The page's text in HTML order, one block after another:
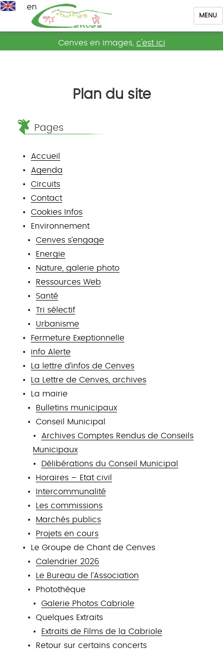
en
Cenves
MENU
Cenves en images, c'est ici
Plan du site
Pages
Accueil
Agenda
Circuits
Contact
Cookies Infos
Environnement
Cenves s’engage
Energie
Nature, galerie photo
Ressources Web
Santé
Tri sélectif
Urbanisme
Fermeture Exeptionnelle
info Alerte
La lettre d’infos de Cenves
La Lettre de Cenves, archives
La mairie
Bulletins municipaux
Conseil Municipal
Archives Comptes Rendus de Conseils
Municipaux
Délibérations du Conseil Municipal
Horaires – Etat civil
Intercommunalité
Les commissions
Marchés publics
Projets en cours
Le Groupe de Chant de Cenves
Calendrier 2026
Le Bureau de l’Association
Photothèque
Galerie Photos Cabriole
Quelques Extraits
Extraits de Films de la Cabriole
Retour sur certains concerts